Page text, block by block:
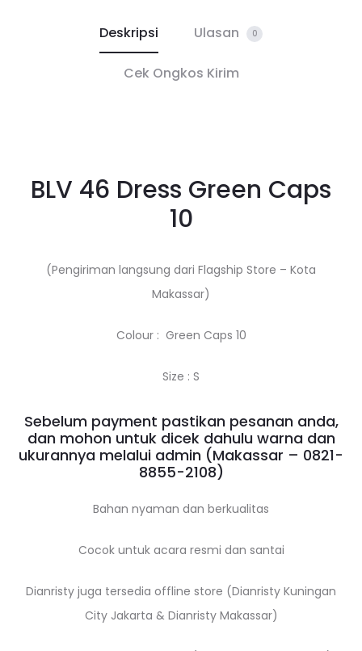
Deskripsi Ulasan 0
Cek Ongkos Kirim
BLV 46 Dress Green Caps
10
(Pengiriman langsung dari Flagship Store – Kota
Makassar)
Colour : Green Caps 10
Size : S
Sebelum payment pastikan pesanan anda,
dan mohon untuk dicek dahulu warna dan
ukurannya melalui admin (Makassar – 0821-
8855-2108)
Bahan nyaman dan berkualitas
Cocok untuk acara resmi dan santai
Dianristy juga tersedia offline store (Dianristy Kuningan
City Jakarta & Dianristy Makassar)